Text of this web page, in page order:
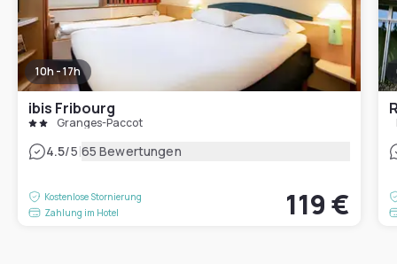
10h - 17h
ibis Fribourg
Granges-Paccot
4.5/5|65 Bewertungen
Kostenlose Stornierung
Zahlung im Hotel
119 €